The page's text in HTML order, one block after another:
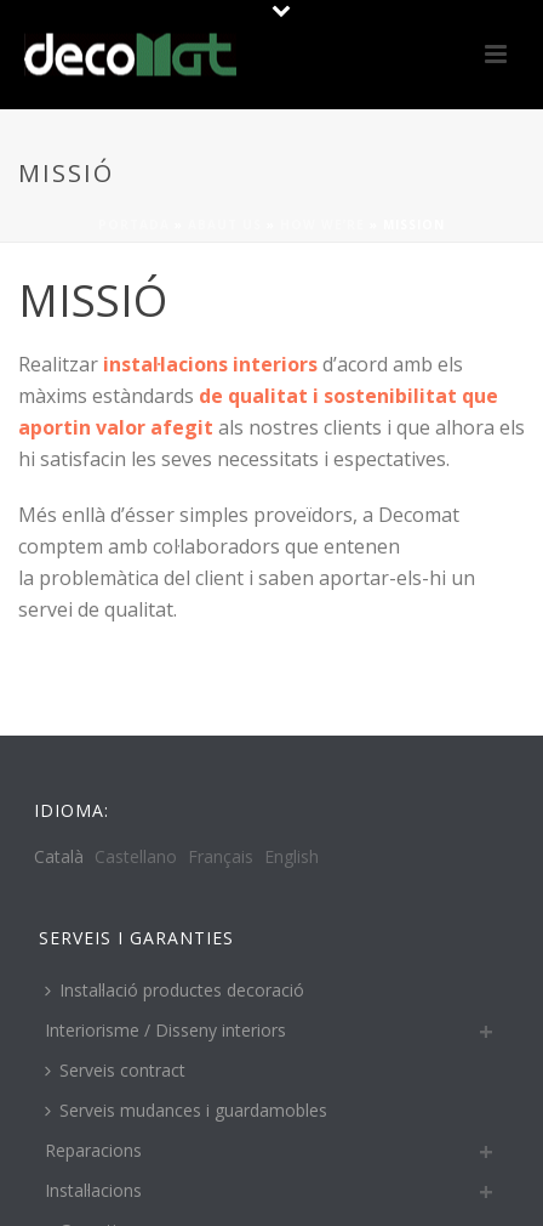
MISSIÓ
MISSIÓ
Realitzar instal·lacions interiorsd’acord amb els
màxims estàndards de qualitat i sostenibilitat que
aportin valor afegit als nostres clients i que alhora els
hi satisfacin les seves necessitats i espectatives.
Més enllà d’ésser simples proveïdors, a Decomat
comptem amb col·laboradors que entenen
la problemàtica del client i saben aportar-els-hi un
servei de qualitat.
IDIOMA:
Català Castellano Français English
SERVEIS I GARANTIES
Instal·lació productes decoració
Interiorisme / Disseny interiors
Serveis contract
Serveis mudances i guardamobles
Reparacions
Instal·lacions